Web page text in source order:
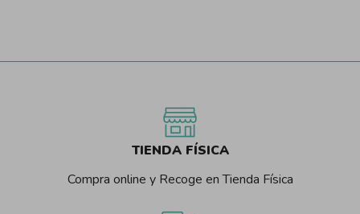
TIENDA FÍSICA
Compra online y Recoge en Tienda Física